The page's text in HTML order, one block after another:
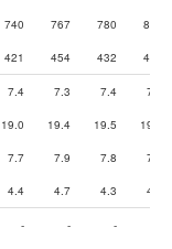
740 767 780 842
421 454 432 471
7.4 7.3 7.4 7.5
19.0 19.4 19.5 19.7
7.7 7.9 7.8 7.7
4.4 4.7 4.3 4.3
- - -